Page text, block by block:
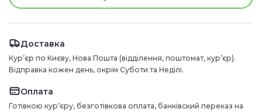
Доставка
Курʼєр по Києву, Нова Пошта (відділення, поштомат, курʼєр).
Відправка кожен день, окрім Суботи та Неділі.
Оплата
Готівкою курʼєру, безготівкова оплата, банківский переказ на